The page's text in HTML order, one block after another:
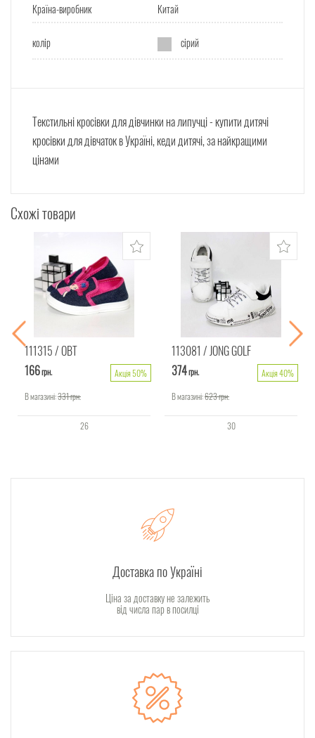
Країна-виробник Китай
колір сірий
Текстильні кросівки для дівчинки на липучці - купити дитячі
кросівки для дівчаток в Україні, кеди дитячі, за найкращими
цінами
Схожі товари
111315 ОВТ
166грн.
Акція 50%
В магазині:331грн.
26
113081 JONG GOLF
374грн.
Акція 40%
В магазині:623грн.
30
Доставка по Україні
Ціна за доставку не залежить
від числа пар в посилці